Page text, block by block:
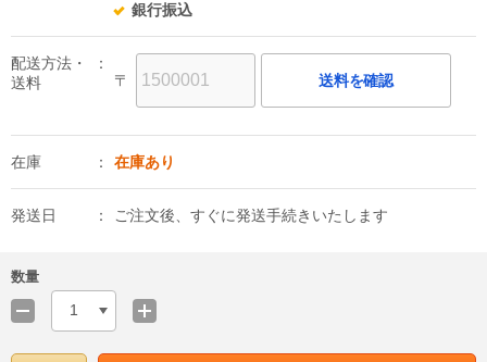
銀行振込
配送方法・
送料
〒 送料を確認
在庫 在庫あり
発送日 ご注文後、すぐに発送手続きいたします
数量
1